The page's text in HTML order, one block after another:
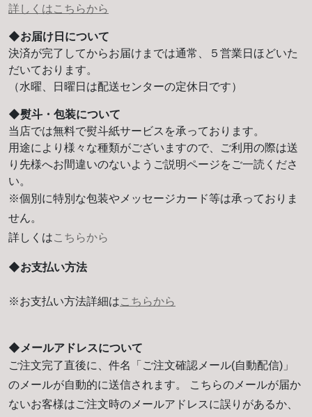
詳しくはこちらから
◆お届け日について
決済が完了してからお届けまでは通常、５営業日ほどいた
だいております。
（水曜、日曜日は配送センターの定休日です）
◆熨斗・包装について
当店では無料で熨斗紙サービスを承っております。
用途により様々な種類がございますので、ご利用の際は送
り先様へお間違いのないようご説明ページをご一読くださ
い。
※個別に特別な包装やメッセージカード等は承っておりま
せん。
詳しくはこちらから
◆お支払い方法
※お支払い方法詳細はこちらから
◆メールアドレスについて
ご注文完了直後に、件名「ご注文確認メール(自動配信)」
のメールが自動的に送信されます。 こちらのメールが届か
ないお客様はご注文時のメールアドレスに誤りがあるか、